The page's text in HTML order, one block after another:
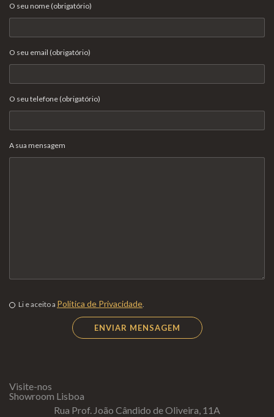
O seu nome (obrigatório)
O seu email (obrigatório)
O seu telefone (obrigatório)
A sua mensagem
Li e aceito a Política de Privacidade.
Visite-nos
Showroom Lisboa
Rua Prof. João Cândido de Oliveira, 11A